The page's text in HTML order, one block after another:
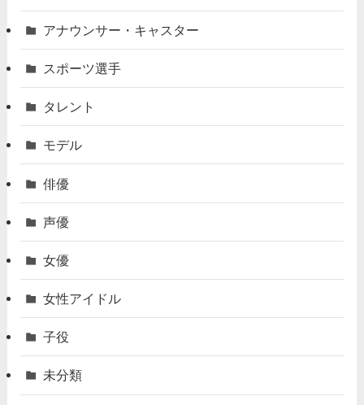
アナウンサー・キャスター
スポーツ選手
タレント
モデル
俳優
声優
女優
女性アイドル
子役
未分類